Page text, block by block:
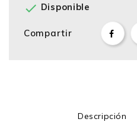
 Disponible
Compartir
Descripción